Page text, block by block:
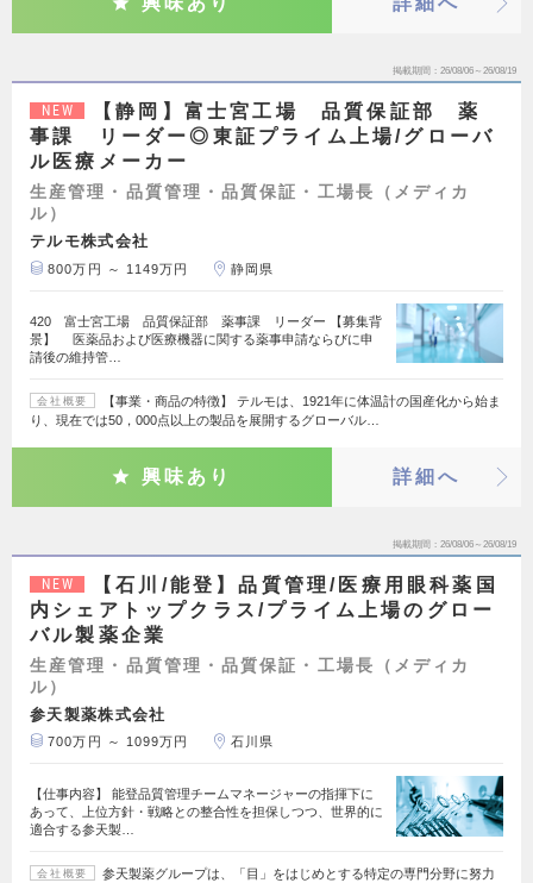
掲載期間 26/08/06～26/08/19
NEW
【静岡】富士宮工場 品質保証部 薬
事課 リーダー◎東証プライム上場/グローバ
ル医療メーカー
生産管理・品質管理・品質保証・工場長（メディカ
ル）
テルモ株式会社
800万円 ～ 1149万円 静岡県
420 富士宮工場 品質保証部 薬事課 リーダー 【募集背
景】 医薬品および医療機器に関する薬事申請ならびに申
請後の維持管…
会社概要
【事業・商品の特徴】 テルモは、1921年に体温計の国産化から始ま
り、現在では50，000点以上の製品を展開するグローバル…
興味あり 詳細へ
掲載期間 26/08/06～26/08/19
NEW
【石川/能登】品質管理/医療用眼科薬国
内シェアトップクラス/プライム上場のグロー
バル製薬企業
生産管理・品質管理・品質保証・工場長（メディカ
ル）
参天製薬株式会社
700万円 ～ 1099万円 石川県
【仕事内容】 能登品質管理チームマネージャーの指揮下に
あって、上位方針・戦略との整合性を担保しつつ、世界的に
適合する参天製…
会社概要
参天製薬グループは、「目」をはじめとする特定の専門分野に努力